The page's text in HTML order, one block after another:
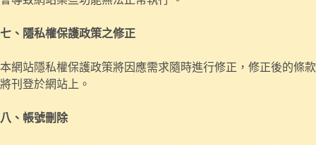
七、隱私權保護政策之修正
本網站隱私權保護政策將因應需求隨時進行修正，修正後的條款
將刊登於網站上。
八、帳號刪除